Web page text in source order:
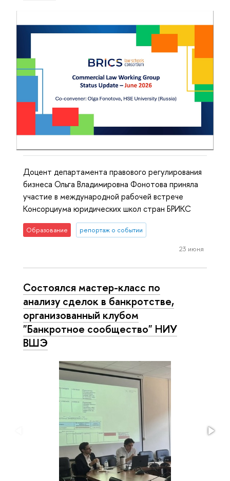
Доцент департамента правового регулирования
бизнеса Ольга Владимировна Фонотова приняла
участие в международной рабочей встрече
Консорциума юридических школ стран БРИКС
Образование репортаж о событии
23 июня
Состоялся мастер-класс по
анализу сделок в банкротстве,
организованный клубом
"Банкротное сообщество" НИУ
ВШЭ